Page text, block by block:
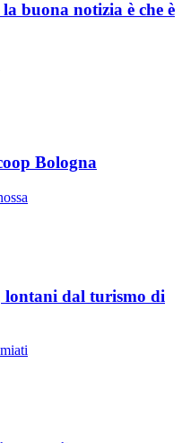
buona notizia è che è
Bologna
lontani dal turismo di